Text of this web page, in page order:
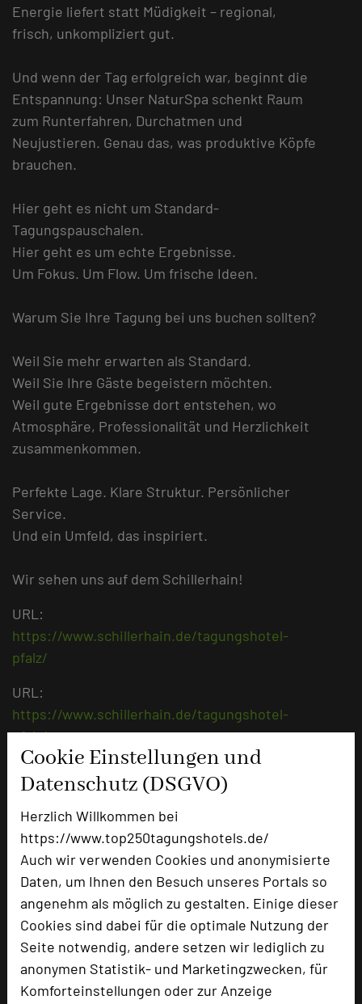
Cookie Einstellungen und
Datenschutz (DSGVO)
Herzlich Willkommen bei
https://www.top250tagungshotels.de/
Auch wir verwenden Cookies und anonymisierte
Daten, um Ihnen den Besuch unseres Portals so
angenehm als möglich zu gestalten. Einige dieser
Cookies sind dabei für die optimale Nutzung der
Seite notwendig, andere setzen wir lediglich zu
anonymen Statistik- und Marketingzwecken, für
Komforteinstellungen oder zur Anzeige
Energie liefert statt Müdigkeit – regional,
frisch, unkompliziert gut.
Und wenn der Tag erfolgreich war, beginnt die
Entspannung: Unser NaturSpa schenkt Raum
zum Runterfahren, Durchatmen und
Neujustieren. Genau das, was produktive Köpfe
brauchen.
Hier geht es nicht um Standard-
Tagungspauschalen.
Hier geht es um echte Ergebnisse.
Um Fokus. Um Flow. Um frische Ideen.
Warum Sie Ihre Tagung bei uns buchen sollten?
Weil Sie mehr erwarten als Standard.
Weil Sie Ihre Gäste begeistern möchten.
Weil gute Ergebnisse dort entstehen, wo
Atmosphäre, Professionalität und Herzlichkeit
zusammenkommen.
Perfekte Lage. Klare Struktur. Persönlicher
Service.
Und ein Umfeld, das inspiriert.
Wir sehen uns auf dem Schillerhain!
URL:
https://www.schillerhain.de/tagungshotel-
pfalz/
URL:
https://www.schillerhain.de/tagungshotel-
pfalz/tag
Parkhotel Schillerhain
Schillerhain 1
67292 Kirchheimbolanden